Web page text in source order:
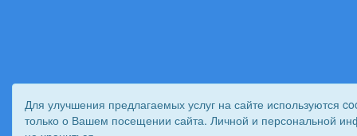
Для улучшения предлагаемых услуг на сайте используются
только о Вашем посещении сайта. Личной и персональной